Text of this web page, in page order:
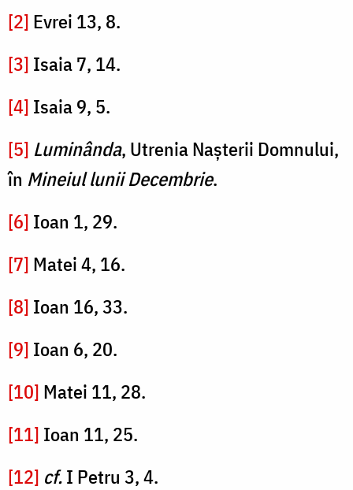
[2] Evrei 13, 8.
[3] Isaia 7, 14.
[4] Isaia 9, 5.
[5] Luminânda, Utrenia Nașterii Domnului,
în Mineiul lunii Decembrie.
[6] Ioan 1, 29.
[7] Matei 4, 16.
[8] Ioan 16, 33.
[9] Ioan 6, 20.
[10] Matei 11, 28.
[11] Ioan 11, 25.
[12] cf.I Petru 3, 4.